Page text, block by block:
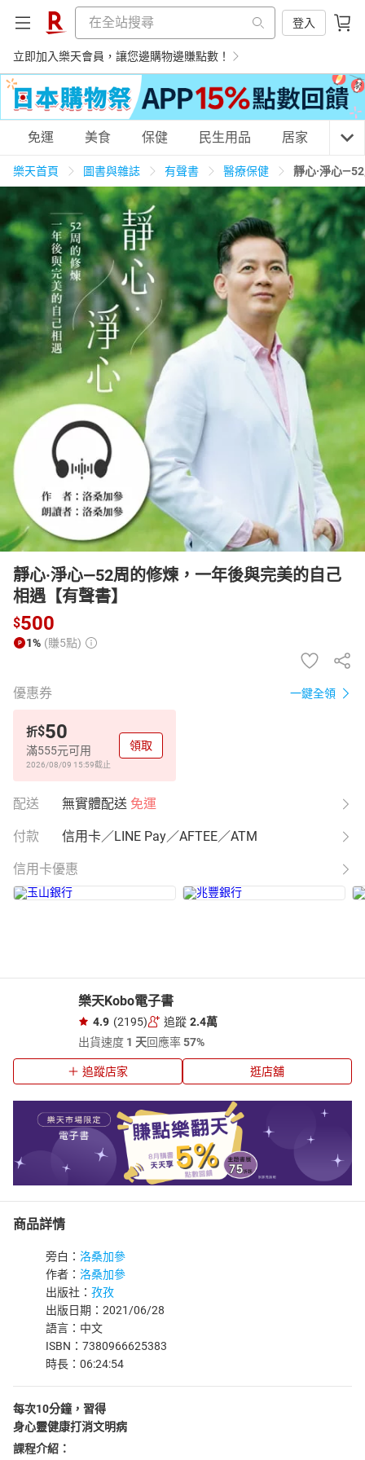
登入
立即加入樂天會員，讓您邊購物邊賺點數！
購物網分類
天天免運 美食蛋糕 養生保健 民生用品
居家生活 3C家電 運動休閒 親子玩具
女裝 男裝 化妝保養 情趣用品
日本購物 電子/紙本書
HOT
免運 美食 保健 民生用品 居家 3C
樂天首頁 圖書與雜誌 有聲書 醫療保健 靜心·淨心
靜心·淨心—52周的修煉，一年後與完美的自己
相遇【有聲書】
$500
1% (賺5點)
優惠券 一鍵全領
折$50
滿555元可用
2026/08/09 15:59截止
領取
配送 無實體配送 免運
付款 信用卡／LINE Pay／AFTEE／ATM
信用卡優惠
樂天Kobo電子書
4.9 (2195) 追蹤 2.4萬
出貨速度 1 天回應率57%
追蹤店家 逛店舖
商品詳情
旁白： 洛桑加參
作者： 洛桑加參
出版社： 孜孜
出版日期：2021/06/28
語言：中文
ISBN：7380966625383
時長：06:24:54
每次10分鐘，習得
身心靈健康打消文明病
課程介紹：